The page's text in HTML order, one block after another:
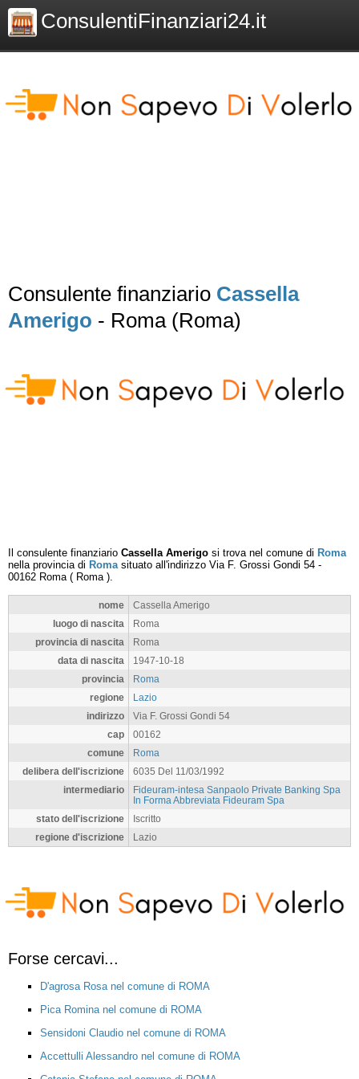
ConsulentiFinanziari24.it
Consulente finanziario Cassella
Amerigo - Roma (Roma)
Il consulente finanziario Cassella Amerigo si trova nel comune di Roma
nella provincia di Romasituato all'indirizzo Via F. Grossi Gondi 54 -
00162 Roma( Roma).
nome
Cassella Amerigo
luogo di nascita
Roma
provincia di nascita
Roma
data di nascita
1947-10-18
provincia
Roma
regione
Lazio
indirizzo
Via F. Grossi Gondi 54
cap
00162
comune
Roma
delibera dell'iscrizione
6035 Del 11/03/1992
intermediario
Fideuram-intesa Sanpaolo Private Banking Spa
In Forma Abbreviata Fideuram Spa
stato dell'iscrizione
Iscritto
regione d'iscrizione
Lazio
Forse cercavi...
D'agrosa Rosa nel comune di ROMA
Pica Romina nel comune di ROMA
Sensidoni Claudio nel comune di ROMA
Accettulli Alessandro nel comune di ROMA